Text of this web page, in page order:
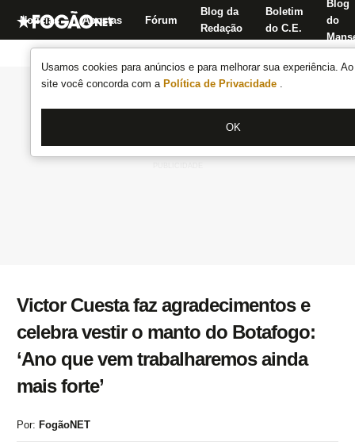
Usamos cookies para anúncios e para melhorar sua experiência.
site você concorda com a Política de Privacidade .
OK
Notícias Apostas Fórum
Blog da
Redação
Boletim
do C.E.
Blog
do
Victor Cuesta faz agradecimentos e
celebra vestir o manto do Botafogo:
‘Ano que vem trabalharemos ainda
mais forte’
Por: FogãoNET